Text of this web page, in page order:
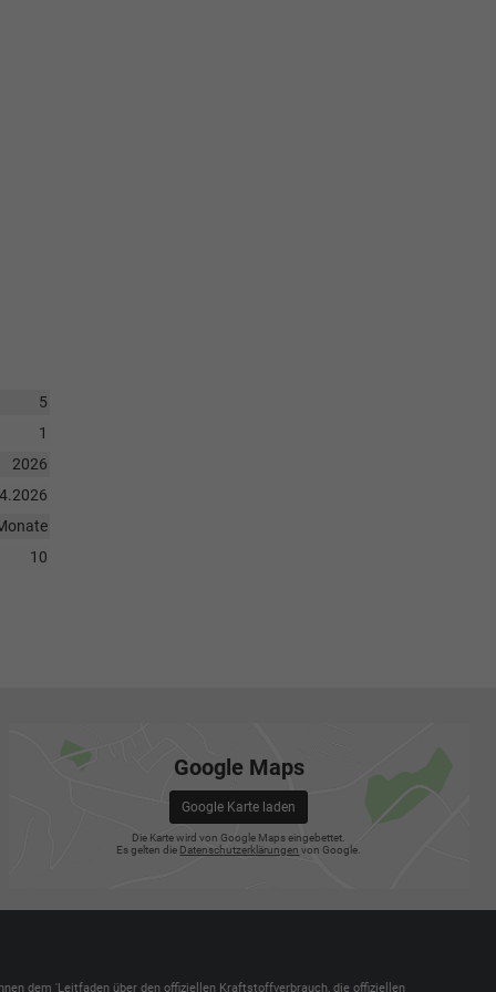
5
1
2026
10
Google Maps
Google Karte laden
Die Karte wird von Google Maps eingebettet.
Es gelten die Datenschutzerklärungen von Google.
dem 'Leitfaden über den offiziellen Kraftstoffverbrauch, die offiziellen